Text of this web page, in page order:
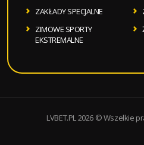
ZAKŁADY SPECJALNE
ZIMOWE SPORTY
EKSTREMALNE
LVBET.PL 2026 © Wszelkie